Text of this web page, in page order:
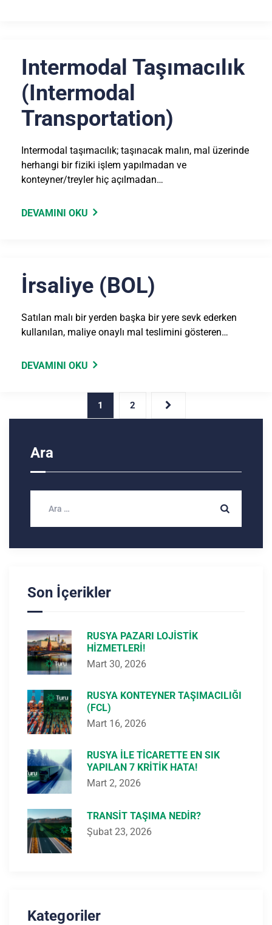
Intermodal Taşımacılık
(Intermodal
Transportation)
Intermodal taşımacılık; taşınacak malın, mal üzerinde
herhangi bir fiziki işlem yapılmadan ve
konteyner/treyler hiç açılmadan…
DEVAMINI OKU
İrsaliye (BOL)
Satılan malı bir yerden başka bir yere sevk ederken
kullanılan, maliye onaylı mal teslimini gösteren…
DEVAMINI OKU
1 2
Ara
Son İçerikler
RUSYA PAZARI LOJISTIK
HIZMETLERI!
Mart 30, 2026
RUSYA KONTEYNER TAŞIMACILIĞI
(FCL)
Mart 16, 2026
RUSYA ILE TICARETTE EN SIK
YAPILAN 7 KRITIK HATA!
Mart 2, 2026
TRANSIT TAŞIMA NEDIR?
Şubat 23, 2026
Kategoriler